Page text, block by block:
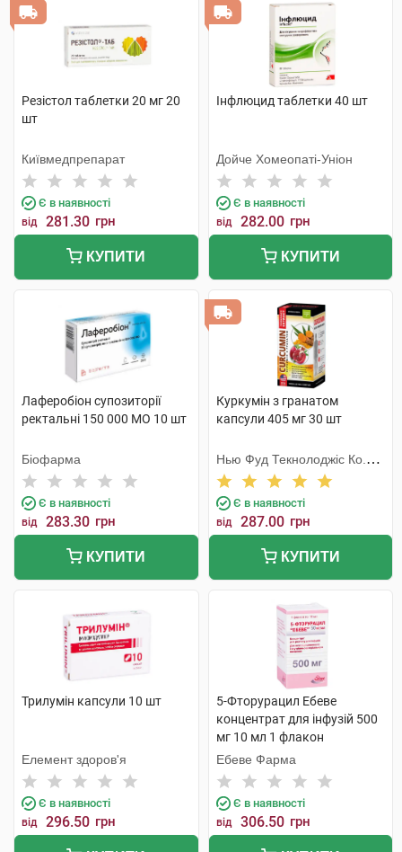
Резістол таблетки 20 мг 20
шт
Київмедпрепарат
Є в наявності
від 281.30 грн
КУПИТИ
Інфлюцид таблетки 40 шт
Дойче Хомеопаті-Уніон
Є в наявності
від 282.00 грн
КУПИТИ
Лаферобіон супозиторії
ректальні 150 000 МО 10 шт
Біофарма
Є в наявності
від 283.30 грн
КУПИТИ
Куркумін з гранатом
капсули 405 мг 30 шт
Нью Фуд Текнолоджіс Ко.
Лтд
Є в наявності
від 287.00 грн
КУПИТИ
Трилумін капсули 10 шт
Елемент здоров'я
Є в наявності
від 296.50 грн
5-Фторурацил Ебеве
концентрат для інфузій 500
мг 10 мл 1 флакон
Ебеве Фарма
Є в наявності
від 306.50 грн